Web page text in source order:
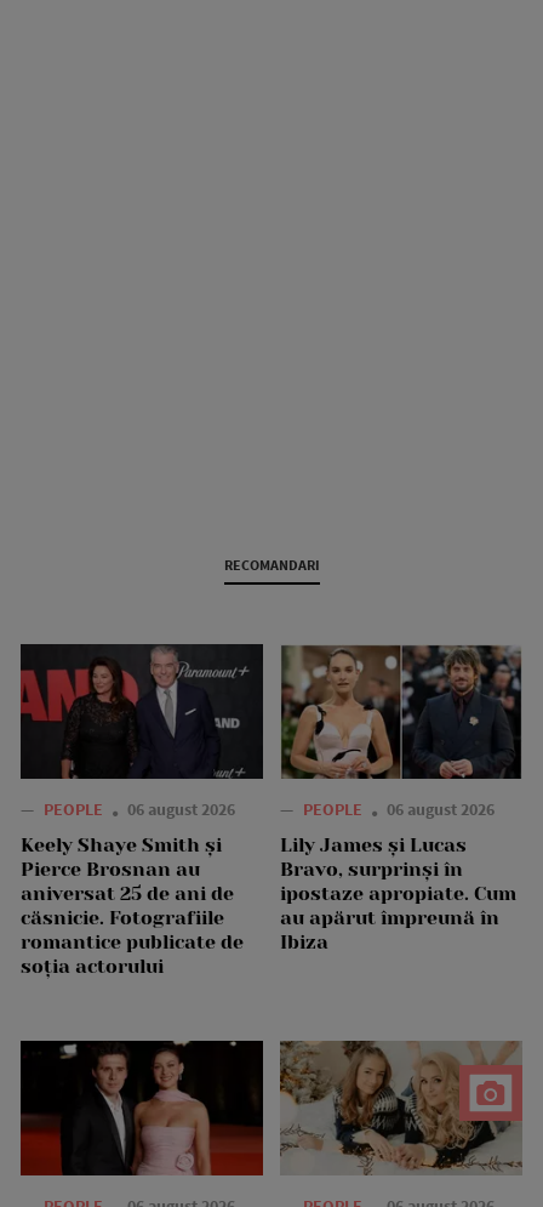
RECOMANDARI
— PEOPLE 06 august 2026
Keely Shaye Smith și
Pierce Brosnan au
aniversat 25 de ani de
căsnicie. Fotografiile
romantice publicate de
soția actorului
— PEOPLE 06 august 2026
Lily James și Lucas
Bravo, surprinși în
ipostaze apropiate. Cum
au apărut împreună în
Ibiza